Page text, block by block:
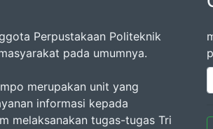
Perpustakaan Politeknik
pada umumnya.
merupakan unit yang
informasi kepada
melaksanakan tugas-tugas Tri